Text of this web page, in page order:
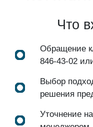
Что
Обращение
846-43-02
Выбор
решения
Уточнение